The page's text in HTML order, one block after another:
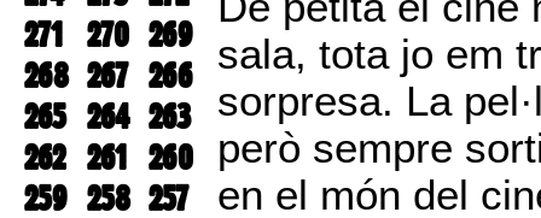
271 270 269
268 267 266
265 264 263
262 261 260
259 258 257
sala, tota jo em
sorpresa. La
però sempre
en el món del